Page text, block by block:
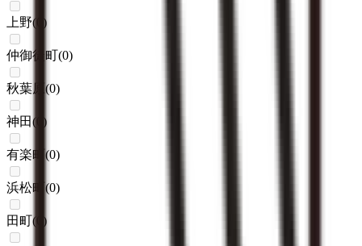
上野( )
仲御徒町(0)
秋葉原 (0)
神田( )
有楽町 (0)
浜松町 (0)
田町( )